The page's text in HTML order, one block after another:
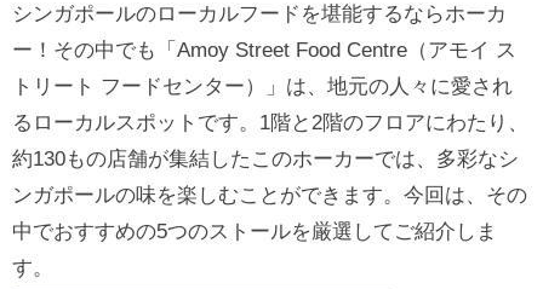
シンガポールのローカルフードを堪能するならホーカ
ー！その中でも「Amoy Street Food Centre（アモイ ス
トリート フードセンター）」は、地元の人々に愛され
るローカルスポットです。1階と2階のフロアにわたり、
約130もの店舗が集結したこのホーカーでは、多彩なシ
ンガポールの味を楽しむことができます。今回は、その
中でおすすめの5つのストールを厳選してご紹介しま
す。